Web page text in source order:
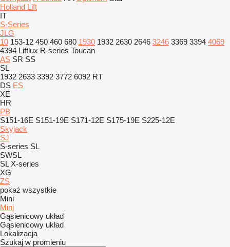
Holland Lift
IT
S-Series
JLG
10 153-12 450 460 680 1930 1932 2630 2646 3246 3369 3394 4069
4394 Liftlux R-series Toucan
AS SR SS
SL
1932 2633 3392 3772 6092 RT
DS ES
XE
HR
PB
S151-16E S151-19E S171-12E S175-19E S225-12E
Skyjack
SJ
S-series SL
SWSL
SL X-series
XG
ZS
pokaż wszystkie
Mini
Mini
Gąsienicowy układ
Gąsienicowy układ
Lokalizacja
Szukaj w promieniu